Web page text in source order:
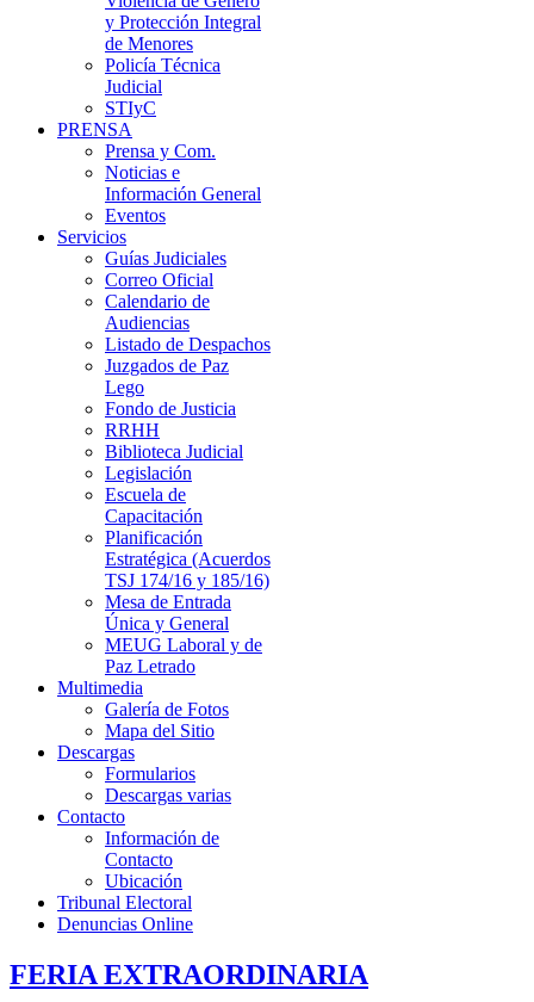
y Protección Integral
de Menores
Policía Técnica
Judicial
STIyC
PRENSA
Prensa y Com.
Noticias e
Información General
Eventos
Servicios
Guías Judiciales
Correo Oficial
Calendario de
Audiencias
Listado de Despachos
Juzgados de Paz
Lego
Fondo de Justicia
RRHH
Biblioteca Judicial
Legislación
Escuela de
Capacitación
Planificación
Estratégica (Acuerdos
TSJ 174/16 y 185/16)
Mesa de Entrada
Única y General
MEUG Laboral y de
Paz Letrado
Multimedia
Galería de Fotos
Mapa del Sitio
Descargas
Formularios
Descargas varias
Contacto
Información de
Contacto
Ubicación
Tribunal Electoral
Denuncias Online
FERIA EXTRAORDINARIA